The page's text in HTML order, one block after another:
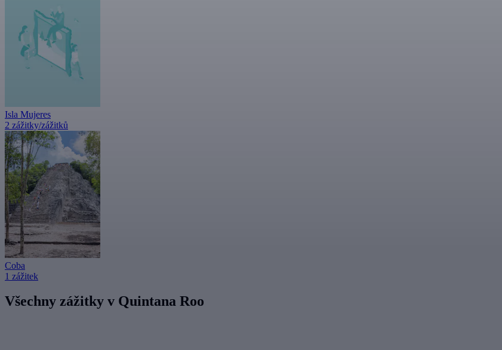
Isla Mujeres
2 zážitky/zážitků
Coba
1 zážitek
Všechny zážitky v Quintana Roo